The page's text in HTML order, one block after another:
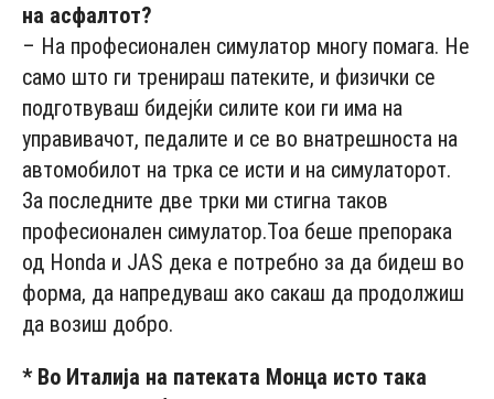
на асфалтот?
– На професионален симулатор многу помага. Не
само што ги тренираш патеките, и физички се
подготвуваш бидејќи силите кои ги има на
управивачот, педалите и се во внатрешноста на
автомобилот на трка се исти и на симулаторот.
За последните две трки ми стигна таков
професионален симулатор.Тоа беше препорака
од Honda и JAS дека е потребно за да бидеш во
форма, да напредуваш ако сакаш да продолжиш
да возиш добро.
* Во Италија на патеката Монца исто така